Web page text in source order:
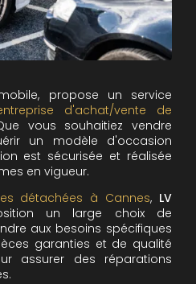
propose un service
d'achat/vente de
vous souhaitiez vendre
un modèle d'occasion
est sécurisée et réalisée
en vigueur.
détachées à Cannes, LV
un large choix de
aux besoins spécifiques
garanties et de qualité
assurer des réparations